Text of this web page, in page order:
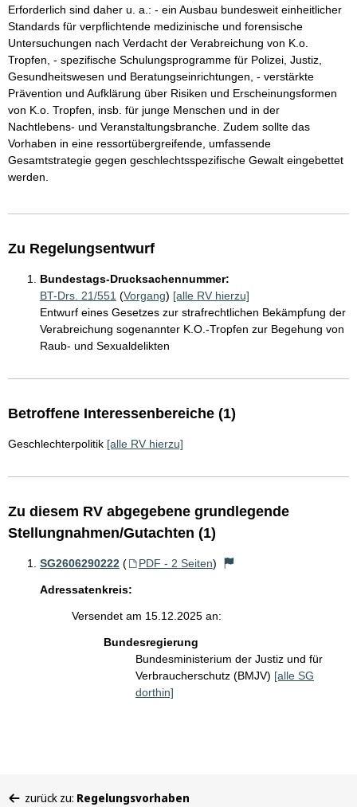
Erforderlich sind daher u. a.: - ein Ausbau bundesweit einheitlicher
Standards für verpflichtende medizinische und forensische
Untersuchungen nach Verdacht der Verabreichung von K.o.
Tropfen, - spezifische Schulungsprogramme für Polizei, Justiz,
Gesundheitswesen und Beratungseinrichtungen, - verstärkte
Prävention und Aufklärung über Risiken und Erscheinungsformen
von K.o. Tropfen, insb. für junge Menschen und in der
Nachtlebens- und Veranstaltungsbranche. Zudem sollte das
Vorhaben in eine ressortübergreifende, umfassende
Gesamtstrategie gegen geschlechtsspezifische Gewalt eingebettet
werden.
Zu Regelungsentwurf
Bundestags-Drucksachennummer:
BT-Drs. 21/551 (Vorgang) [alle RV hierzu]
Entwurf eines Gesetzes zur strafrechtlichen Bekämpfung der
Verabreichung sogenannter K.O.-Tropfen zur Begehung von
Raub- und Sexualdelikten
Betroffene Interessenbereiche (1)
Geschlechterpolitik [alle RV hierzu]
Zu diesem RV abgegebene grundlegende
Stellungnahmen/Gutachten (1)
SG2606290222 ( PDF - 2 Seiten)
Adressatenkreis:
Versendet am 15.12.2025 an:
Bundesregierung
Bundesministerium der Justiz und für
Verbraucherschutz (BMJV) [alle SG
dorthin]
zurück zu: Regelungsvorhaben